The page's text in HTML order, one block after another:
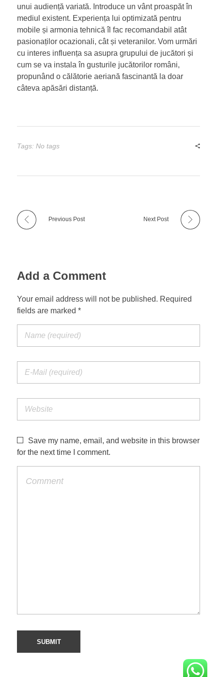
unui audiență variată. Introduce un vânt proaspăt în
mediul existent. Experiența lui optimizată pentru
mobile și armonia tehnică îl fac recomandabil atât
pasionaților ocazionali, cât și veteranilor. Vom urmări
cu interes influența sa asupra grupului de jucători și
cum se va instala în gusturile jucătorilor români,
propunând o călătorie aeriană fascinantă la doar
câteva apăsări distanță.
Tags: No tags
Previous Post Next Post
Add a Comment
Your email address will not be published. Required
fields are marked *
Save my name, email, and website in this browser
for the next time I comment.